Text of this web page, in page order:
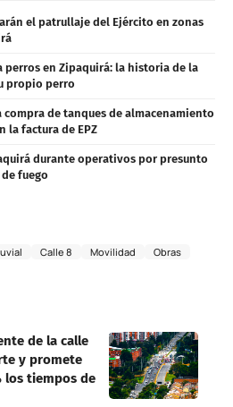
el patrullaje del Ejército en zonas
en Zipaquirá: la historia de la
propio perro
de tanques de almacenamiento
la factura de EPZ
durante operativos por presunto
fuego
Calle 8 Movilidad Obras
de la calle
y promete
los tiempos de